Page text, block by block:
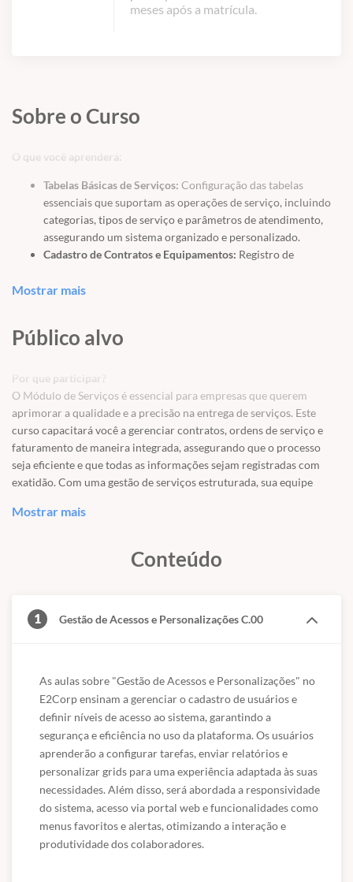
meses após a matrícula.
Sobre o Curso
O que você aprenderá:
Tabelas Básicas de Serviços: Configuração das tabelas
essenciais que suportam as operações de serviço, incluindo
categorias, tipos de serviço e parâmetros de atendimento,
assegurando um sistema organizado e personalizado.
Cadastro de Contratos e Equipamentos: Registro de
um acompanhamento detalhado de cada cliente e das
fechamento de contratos e emissão de faturas, garantindo
Ordens de Serviços:Emissão e gestão de ordens de serviço
(OS) para acompanhar cada atendimento ou intervenção
realizada, garantindo rastreabilidade e eficiência no controle
das operações.
Fechamento de Ordens e Faturamento:Consolidação das
ordens de serviço concluídas e processamento do
Relatórios e Consultas Gerenciais:
de indicadores de desempenho, auxiliando a gestão na
tomada de decisões estratégicas e na avaliação da
Mostrar mais
Público alvo
Por que participar?
O Módulo de Serviços é essencial para empresas que querem
aprimorar a qualidade e a precisão na entrega de serviços. Este
curso capacitará você a gerenciar contratos, ordens de serviço e
faturamento de maneira integrada, assegurando que o processo
seja eficiente e que todas as informações sejam registradas com
exatidão. Com uma gestão de serviços estruturada, sua equipe
fortalecendo o relacionamento com os clientes e impulsionando o
Mostrar mais
Conteúdo
1 Gestão de Acessos e Personalizações C.00
As aulas sobre "Gestão de Acessos e Personalizações" no
E2Corp ensinam a gerenciar o cadastro de usuários e
definir níveis de acesso ao sistema, garantindo a
segurança e eficiência no uso da plataforma. Os usuários
aprenderão a configurar tarefas, enviar relatórios e
personalizar grids para uma experiência adaptada às suas
necessidades. Além disso, será abordada a responsividade
do sistema, acesso via portal web e funcionalidades como
menus favoritos e alertas, otimizando a interação e
produtividade dos colaboradores.